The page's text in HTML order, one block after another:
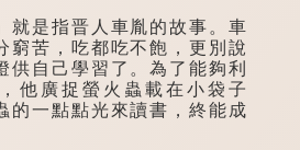
是指晋人車胤的故事。車
窮苦，吃都吃不飽，更別說
供自己學習了。為了能夠利
他廣捉螢火蟲載在小袋子
的一點點光來讀書，終能成